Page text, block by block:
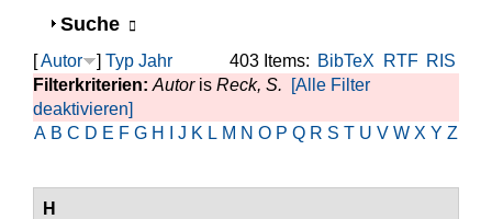
Anzeigen
Suche
403 Items: BibTeX RTF RIS
[Autor ] Typ Jahr
Filterkriterien: Autoris Reck, S.
[Alle Filter
deaktivieren]
A B C D E F G H J K L M N O P Q R S T U V W X Y Z
H